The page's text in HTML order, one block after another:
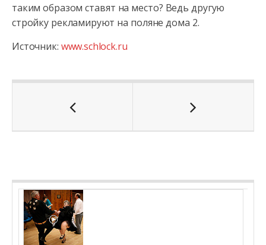
таким образом ставят на место? Ведь другую
стройку рекламируют на поляне дома 2.
Источник: www.schlock.ru